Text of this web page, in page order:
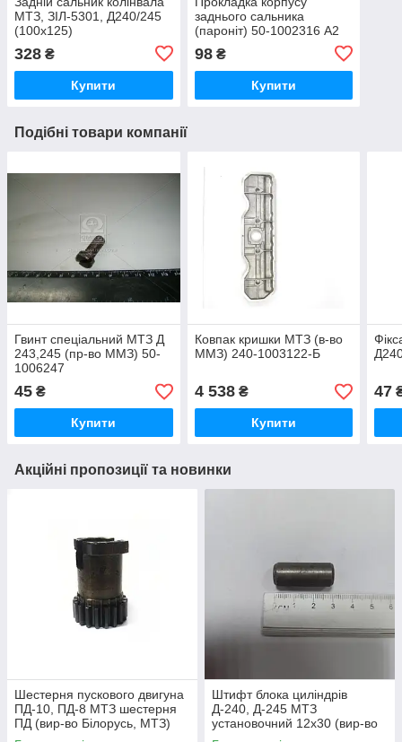
МТЗ, ЗІЛ-5301, Д240/245
(100х125)
328 ₴
Купити
заднього сальника
(пароніт) 50-1002316 А2
98₴
Купити
Подібні товари компанії
Гвинт спеціальний МТЗ Д
243,245 (пр-во ММЗ) 50-
1006247
45 ₴
Купити
Ковпак кришки МТЗ (в-во
ММЗ) 240-1003122-Б
4 538₴
Купити
47
Акційні пропозиції та новинки
Шестерня пускового двигуна
ПД-10, ПД-8 МТЗ шестерня
ПД (вир-во Білорусь, МТЗ)
50-1024092-2А /
Штифт блока циліндрів
Д-240, Д-245 МТЗ
установочний 12х30 (вир-во
Україна) 50-1002034 / 50-